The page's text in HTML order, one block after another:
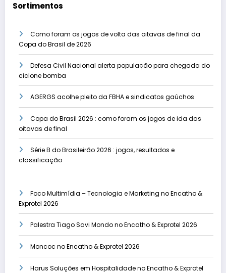
Sortimentos
Como foram os jogos de volta das oitavas de final da
Copa do Brasil de 2026
Defesa Civil Nacional alerta população para chegada do
ciclone bomba
AGERGS acolhe pleito da FBHA e sindicatos gaúchos
Copa do Brasil 2026 : como foram os jogos de ida das
oitavas de final
Série B do Brasileirão 2026 : jogos, resultados e
classificação
Foco Multimídia – Tecnologia e Marketing no Encatho &
Exprotel 2026
Palestra Tiago Savi Mondo no Encatho & Exprotel 2026
Moncoc no Encatho & Exprotel 2026
Harus Soluções em Hospitalidade no Encatho & Exprotel